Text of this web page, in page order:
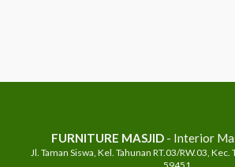
FURNITURE MASJID- Interior
Jl. Taman Siswa, Kel. Tahunan RT.03/RW.03, Kec.
59451